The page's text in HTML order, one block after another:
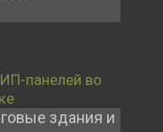
здания и